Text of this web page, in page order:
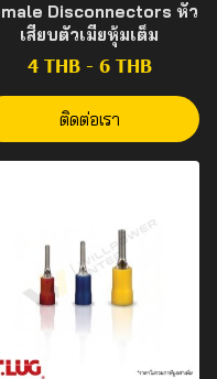
Disconnectors หัว
เสียบตัวเมียหุ้มเต็ม
4 THB- 6 THB
ติดต่อเรา